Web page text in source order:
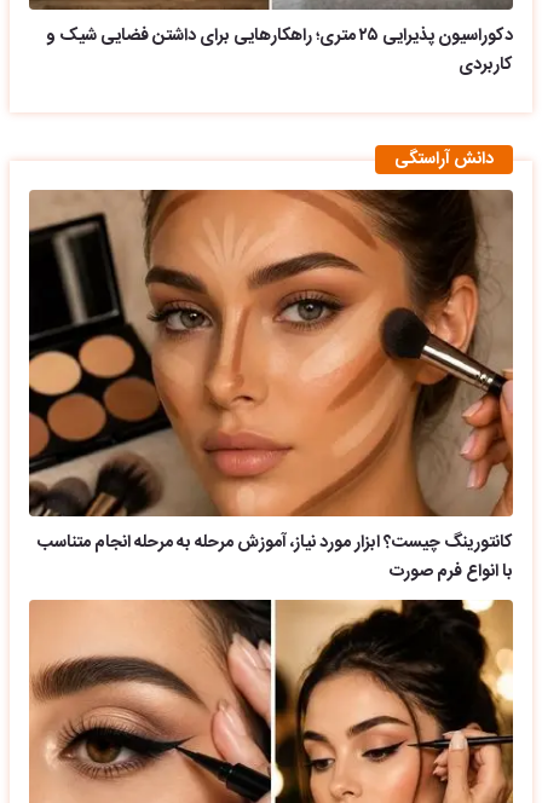
دکوراسیون پذیرایی ۲۵ متری؛ راهکارهایی برای داشتن فضایی شیک و
کاربردی
دانش آراستگی
کانتورینگ چیست؟ ابزار مورد نیاز، آموزش مرحله به مرحله انجام متناسب
با انواع فرم صورت